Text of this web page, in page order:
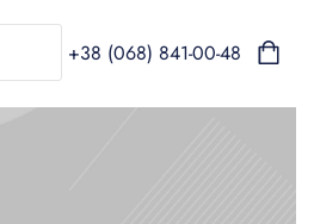
+38 (068) 841-00-48